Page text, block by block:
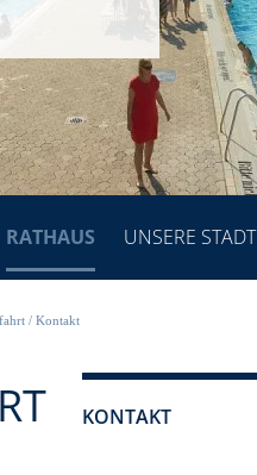
RATHAUS UNSERE STADT
/ Kontakt
KONTAKT